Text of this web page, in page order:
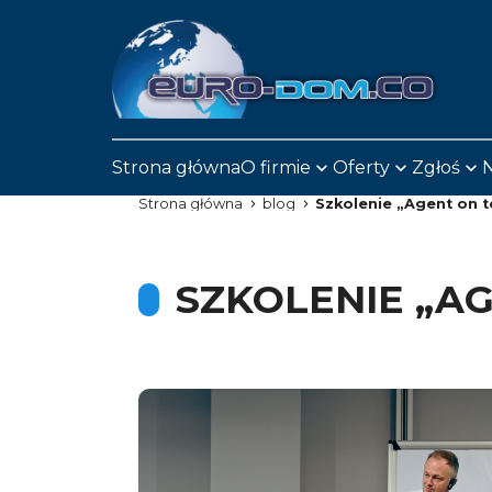
Strona głównaO firmie Oferty Zgłoś
Strona główna blog Szkolenie „Agent on
SZKOLENIE